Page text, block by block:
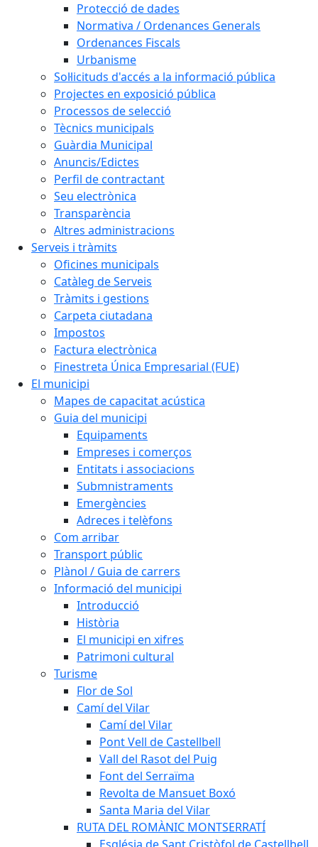
Protecció de dades
Normativa / Ordenances Generals
Ordenances Fiscals
Urbanisme
Sol·licituds d'accés a la informació pública
Projectes en exposició pública
Processos de selecció
Tècnics municipals
Guàrdia Municipal
Anuncis/Edictes
Perfil de contractant
Seu electrònica
Transparència
Altres administracions
Serveis i tràmits
Oficines municipals
Catàleg de Serveis
Tràmits i gestions
Carpeta ciutadana
Impostos
Factura electrònica
Finestreta Única Empresarial (FUE)
El municipi
Mapes de capacitat acústica
Guia del municipi
Equipaments
Empreses i comerços
Entitats i associacions
Submnistraments
Emergències
Adreces i telèfons
Com arribar
Transport públic
Plànol / Guia de carrers
Informació del municipi
Introducció
Història
El municipi en xifres
Patrimoni cultural
Turisme
Flor de Sol
Camí del Vilar
Camí del Vilar
Pont Vell de Castellbell
Vall del Rasot del Puig
Font del Serraïma
Revolta de Mansuet Boxó
Santa Maria del Vilar
RUTA DEL ROMÀNIC MONTSERRATÍ